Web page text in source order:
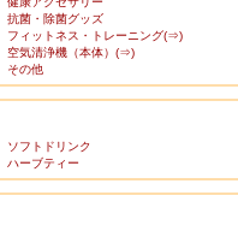
抗菌・除菌グッズ
フィットネス・トレーニング(⇒)
空気清浄機（本体）(⇒)
その他
ソフトドリンク
ハーブティー